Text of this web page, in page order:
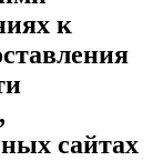
к
сайтах